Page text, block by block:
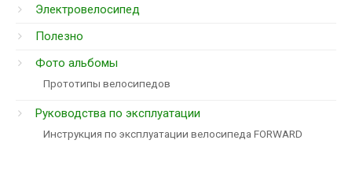
Электровелосипед
Полезно
Фото альбомы
Прототипы велосипедов
Руководства по эксплуатации
Инструкция по эксплуатации велосипеда FORWARD